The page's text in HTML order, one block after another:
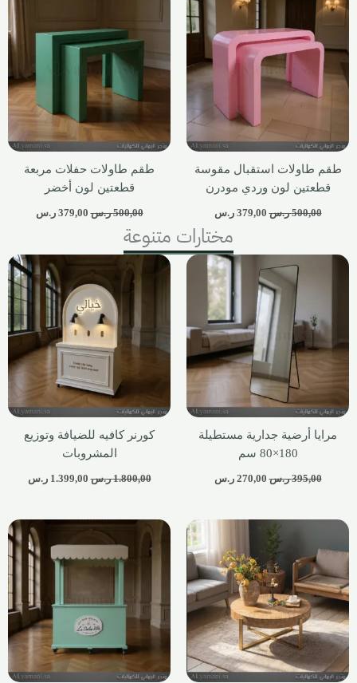
طقم طاولات استقبال مقوسة
قطعتين لون وردي مودرن
500,00 ر.س 379,00 ر.س
طقم طاولات حفلات مربعة
قطعتين لون أخضر
500,00 ر.س 379,00 ر.س
مختارات متنوعة
مرايا أرضية جدارية مستطيلة
180×80 سم
395,00 ر.س 270,00 ر.س
كورنر كافيه للضيافة وتوزيع
المشروبات
1.800,00 ر.س 1.399,00 ر.س